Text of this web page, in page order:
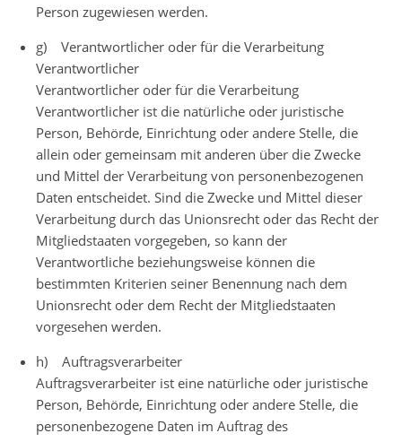
Person zugewiesen werden.
g) Verantwortlicher oder für die Verarbeitung
Verantwortlicher
Verantwortlicher oder für die Verarbeitung
Verantwortlicher ist die natürliche oder juristische
Person, Behörde, Einrichtung oder andere Stelle, die
allein oder gemeinsam mit anderen über die Zwecke
und Mittel der Verarbeitung von personenbezogenen
Daten entscheidet. Sind die Zwecke und Mittel dieser
Verarbeitung durch das Unionsrecht oder das Recht der
Mitgliedstaaten vorgegeben, so kann der
Verantwortliche beziehungsweise können die
bestimmten Kriterien seiner Benennung nach dem
Unionsrecht oder dem Recht der Mitgliedstaaten
vorgesehen werden.
h) Auftragsverarbeiter
Auftragsverarbeiter ist eine natürliche oder juristische
Person, Behörde, Einrichtung oder andere Stelle, die
personenbezogene Daten im Auftrag des